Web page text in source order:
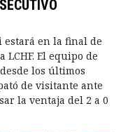
en la final de
El equipo de
los últimos
de visitante ante
la ventaja del 2 a 0